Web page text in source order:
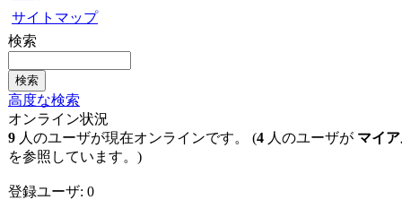
サイトマップ
検索
高度な検索
オンライン状況
9 人のユーザが現在オンラインです。 (4 人のユーザが マイ
を参照しています。)
登録ユーザ: 0